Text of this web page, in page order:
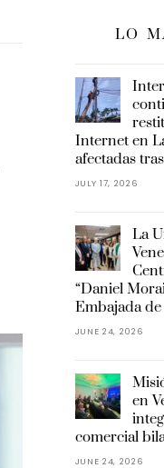
LO
Internet en
afectadas
JULY 17, 2026
La
“Daniel
Embajada
JUNE 24, 2026
en
comercial
JUNE 24, 2026